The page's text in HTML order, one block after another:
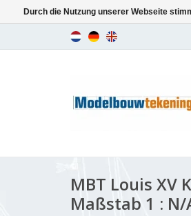
MBT Louis XV
Maßstab 1 : N/
Durch die Nutzung unserer Webseite